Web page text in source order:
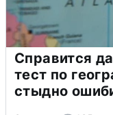
Справится
тест по
стыдно